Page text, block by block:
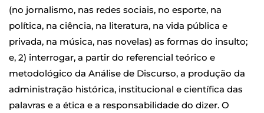
(no jornalismo, nas redes sociais, no esporte, na
política, na ciência, na literatura, na vida pública e
privada, na música, nas novelas) as formas do insulto;
e, 2) interrogar, a partir do referencial teórico e
metodológico da Análise de Discurso, a produção da
administração histórica, institucional e científica das
palavras e a ética e a responsabilidade do dizer. O